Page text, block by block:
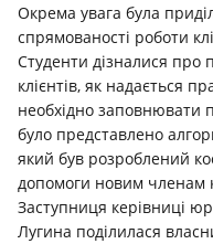
Окрема увага була
спрямованості роботи
Студенти дізналися про
клієнтів, як надається
необхідно заповнювати
було представлено
який був розроблений
допомоги новим членам
Заступниця керівниці
Лугина поділилася